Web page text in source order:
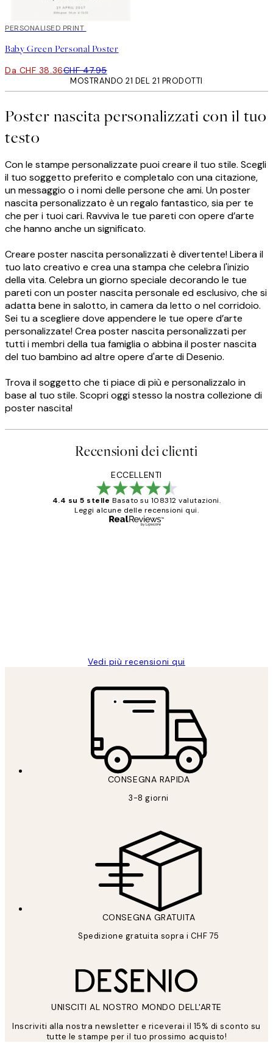
20%*
PERSONALISED PRINT
Baby Green Personal Poster
Da CHF 38.36CHF 47.95
MOSTRANDO 21 DEL 21 PRODOTTI
Poster nascita personalizzati con il tuo
testo
Con le stampe personalizzate puoi creare il tuo stile. Scegli
il tuo soggetto preferito e completalo con una citazione,
un messaggio o i nomi delle persone che ami. Un poster
nascita personalizzato è un regalo fantastico, sia per te
che per i tuoi cari. Ravviva le tue pareti con opere d’arte
che hanno anche un significato.
Creare poster nascita personalizzati è divertente! Libera il
tuo lato creativo e crea una stampa che celebra l'inizio
della vita. Celebra un giorno speciale decorando le tue
pareti con un poster nascita personale ed esclusivo, che si
adatta bene in salotto, in camera da letto o nel corridoio.
Sei tu a scegliere dove appendere le tue opere d’arte
personalizzate! Crea poster nascita personalizzati per
tutti i membri della tua famiglia o abbina il poster nascita
del tuo bambino ad altre opere d'arte di Desenio.
Trova il soggetto che ti piace di più e personalizzalo in
base al tuo stile. Scopri oggi stesso la nostra collezione di
poster nascita!
Recensioni dei clienti
ECCELLENTI
4.4 su 5 stelle Basato su 108312 valutazioni.
Leggi alcune delle recensioni qui.
Vedi più recensioni qui
CONSEGNA RAPIDA
3-8 giorni
CONSEGNA GRATUITA
Spedizione gratuita sopra i CHF 75
UNISCITI AL NOSTRO MONDO DELL'ARTE
Inscriviti alla nostra newsletter e riceverai il 15% di sconto su
tutte le stampe per il tuo prossimo acquisto!